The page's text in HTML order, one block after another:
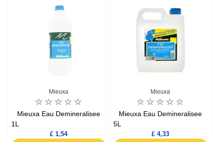
Mieuxa
Mieuxa Eau Demineralisee
1L
£ 1,54
Mieuxa
Mieuxa Eau Demineralisee
5L
£ 4,33